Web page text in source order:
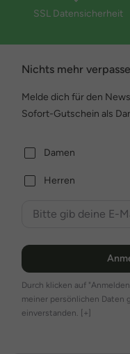
SSL Datensicherheit
Nichts mehr
Melde dich für den
Sofort-Gutschein als
Damen
Herren
Durch klicken auf
meiner persönlichen Daten
einverstanden. [+]